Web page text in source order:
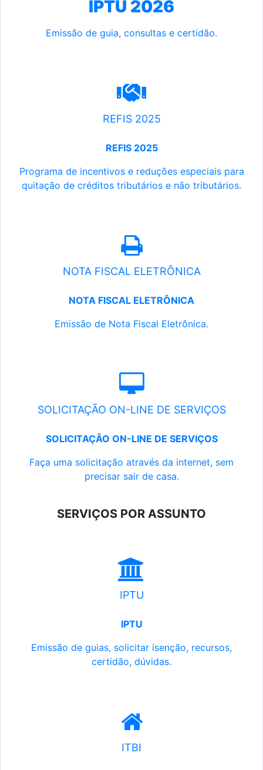
IPTU 2026
Emissão de guia, consultas e certidão.
REFIS 2025
REFIS 2025
Programa de incentivos e reduções especiais para
quitação de créditos tributários e não tributários.
NOTA FISCAL ELETRÔNICA
NOTA FISCAL ELETRÔNICA
Emissão de Nota Fiscal Eletrônica.
SOLICITAÇÃO ON-LINE DE SERVIÇOS
SOLICITAÇÃO ON-LINE DE SERVIÇOS
Faça uma solicitação através da internet, sem
precisar sair de casa.
SERVIÇOS POR ASSUNTO
IPTU
IPTU
Emissão de guias, solicitar isenção, recursos,
certidão, dúvidas.
ITBI